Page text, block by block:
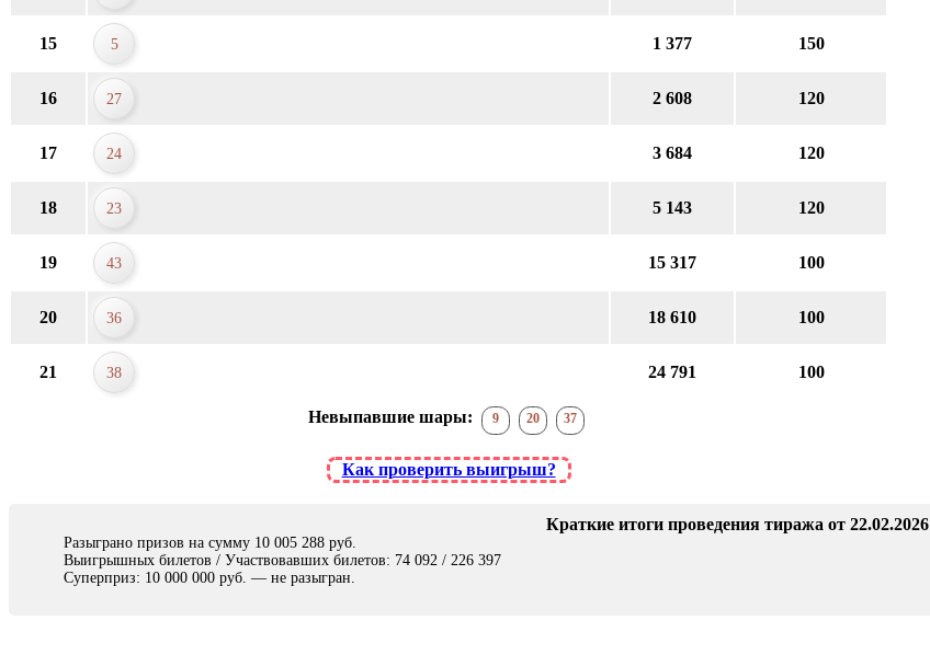
Невыпавшие шары: 9 20 37
Как проверить выигрыш?
15 5 1 377 150
16 27 2 608 120
17 24 3 684 120
18 23 5 143 120
19 43 15 317 100
20 36 18 610 100
21 38 24 791 100
Краткие итоги проведения тиража от 22.02.2026
Разыграно призов на сумму 10 005 288 руб.
Выигрышных билетов / Участвовавших билетов: 74 092 / 226 397
Суперприз: 10 000 000 руб. — не разыгран.